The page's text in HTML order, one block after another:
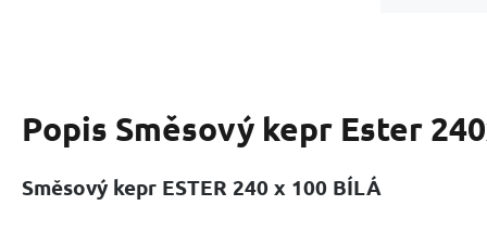
Popis Směsový kepr Ester
Směsový kepr ESTER 240 x 100 BÍLÁ